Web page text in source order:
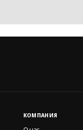
КОМПАНИЯ